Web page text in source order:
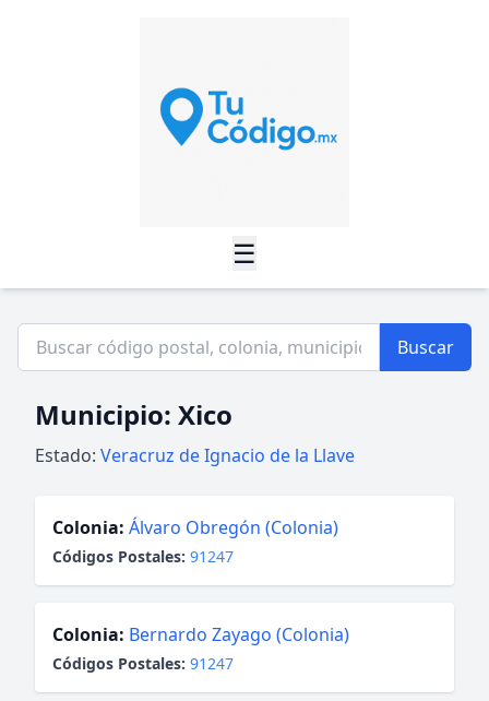
☰
Buscar
Municipio: Xico
Estado: Veracruz de Ignacio de la Llave
Colonia: Álvaro Obregón (Colonia)
Códigos Postales: 91247
Colonia: Bernardo Zayago (Colonia)
Códigos Postales: 91247